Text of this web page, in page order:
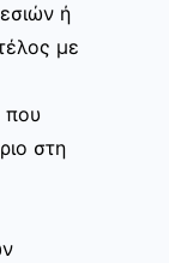
ή
με
που
στη